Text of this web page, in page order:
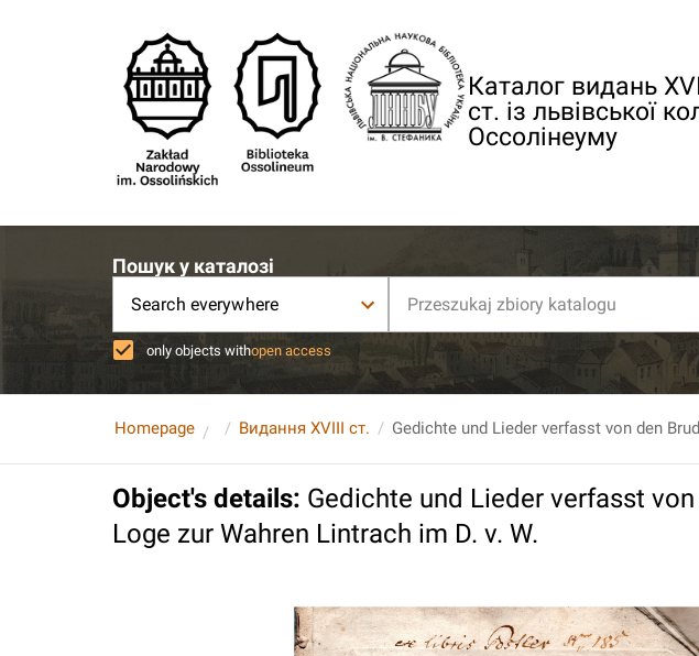
Каталог видань
ст. із львівської
Оссолінеуму
Пошук у каталозі
Search everywhere
only objects withopen access
Homepage Видання XVIII ст.
Object's details: Gedichte und Lieder verfasst
Loge zur Wahren Lintrach im D. v. W.